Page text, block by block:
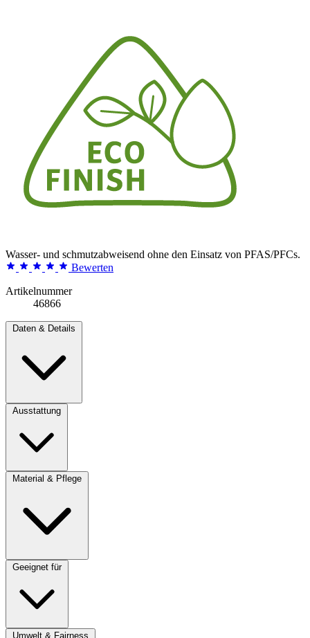
Wasser- und schmutzabweisend ohne den Einsatz von PFAS/PFCs.
Bewerten
Artikelnummer
46866
Daten & Details
Ausstattung
Material & Pflege
Geeignet für
Umwelt & Fairness